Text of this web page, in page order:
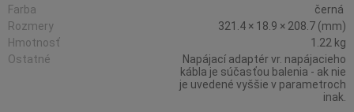
Farba
černá
Rozmery
321.4 × 18.9 × 208.7 (mm)
Hmotnosť
1.22 kg
Ostatné
Napájací adaptér vr. napájacieho
kábla je súčasťou balenia - ak nie
je uvedené vyššie v parametroch
inak.